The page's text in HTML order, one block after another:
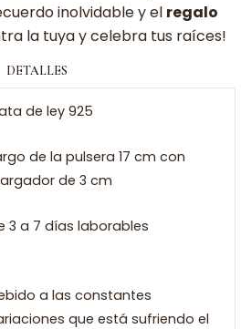
inolvidable y el regalo
la tuya y celebra tus raíces!
DETALLES
de ley 925
de la pulsera 17 cm con
de 3 cm
3 a 7 días laborables
a las constantes
que está sufriendo el